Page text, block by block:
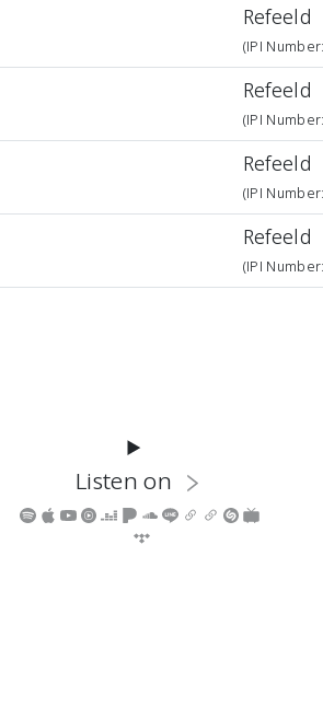
Refeeld
(IPI Number:
Refeeld
(IPI Number:
Refeeld
(IPI Number:
Refeeld
(IPI Number:
Listen on